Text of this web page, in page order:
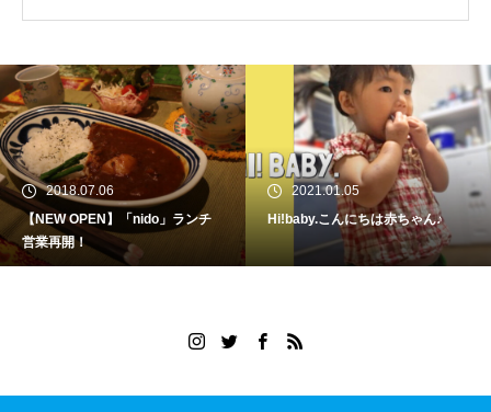
2018.07.06
【NEW OPEN】「nido」ランチ
営業再開！
2021.01.05
Hi!baby.こんにちは赤ちゃん♪